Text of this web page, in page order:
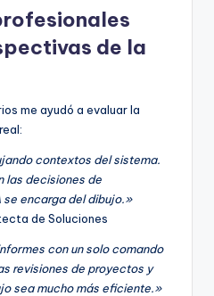
de la
me ayudó a evaluar la
contextos del sistema.
las decisiones de
se encarga del dibujo.»
de Soluciones
con un solo comando
revisiones de proyectos y
sea mucho más eficiente.»